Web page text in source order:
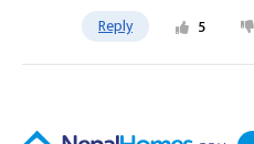
Reply 5